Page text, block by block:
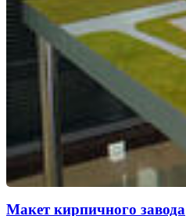
Макет кирпичного завода